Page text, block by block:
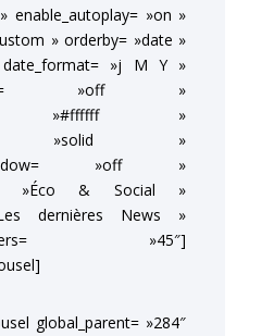
enable_autoplay= »on »
» orderby= »date »
»j M Y »
»off »
»#ffffff »
»solid »
»off »
»Éco & Social »
dernières News »
»45″]
global_parent= »284″